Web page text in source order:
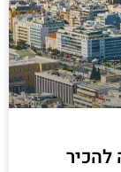
להכיר